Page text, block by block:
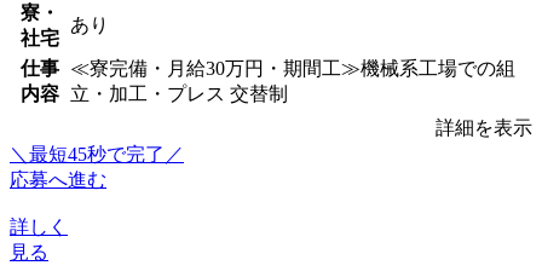
寮・
社宅
あり
仕事
内容
≪寮完備・月給30万円・期間工≫機械系工場での組
立・加工・プレス 交替制
詳細を表示
＼最短45秒で完了／
応募へ進む
詳しく
見る